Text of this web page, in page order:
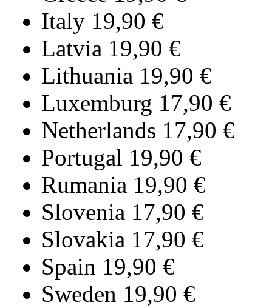
Italy 19,90 €⁠
Latvia 19,90 €⁠
Lithuania 19,90 €⁠
Luxemburg 17,90 €⁠
Netherlands 17,90 €⁠
Portugal 19,90 €⁠
Rumania 19,90 €⁠
Slovenia 17,90 €⁠
Slovakia 17,90 €⁠
Spain 19,90 €⁠
Sweden 19,90 €⁠